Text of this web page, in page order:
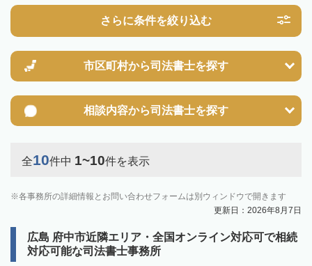
さらに条件を絞り込む
市区町村から司法書士を探す
相談内容から司法書士を探す
全10件中 1~10件を表示
各事務所の詳細情報とお問い合わせフォームは別ウィンドウで開きます
更新日：2026年8月7日
広島 府中市近隣エリア・全国オンライン対応可で相続
対応可能な司法書士事務所